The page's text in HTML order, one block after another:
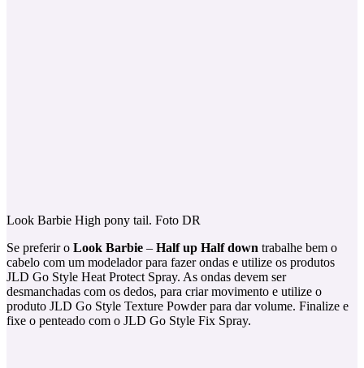
Look Barbie High pony tail. Foto DR
Se preferir o Look Barbie – Half up Half down trabalhe bem o
cabelo com um modelador para fazer ondas e utilize os produtos
JLD Go Style Heat Protect Spray. As ondas devem ser
desmanchadas com os dedos, para criar movimento e utilize o
produto JLD Go Style Texture Powder para dar volume. Finalize e
fixe o penteado com o JLD Go Style Fix Spray.